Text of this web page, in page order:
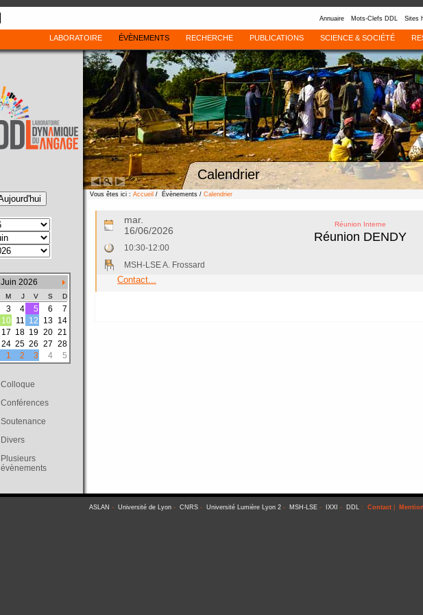
Annuaire Mots-Clefs DDL Sites
LABORATOIRE ÉVÈNEMENTS RECHERCHE PUBLICATIONS SCIENCE & SOCIÉTÉ
Calendrier
Juin 2026
M J V S D
3 4 5 6
7
10 11 12 13 14
17 18 19 20 21
24 25 26 27 28
1 2 3 4 5
Colloque
Conférences
Soutenance
Divers
Plusieurs
évènements
Vous êtes ici : Accueil / Évènements / Calendrier
mar.
16/06/2026
Réunion Interne
Réunion DENDY
10:30-12:00
MSH-LSE A. Frossard
Contact...
ASLAN - Université de Lyon- CNRS- Université Lumière Lyon 2- MSH-LSE- IXXI - DDL: Contact|